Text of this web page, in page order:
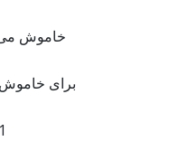
خاموش می
1. به منوی تنظیمات تصویر بروید